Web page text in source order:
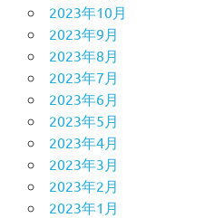
2023年10月
2023年9月
2023年8月
2023年7月
2023年6月
2023年5月
2023年4月
2023年3月
2023年2月
2023年1月